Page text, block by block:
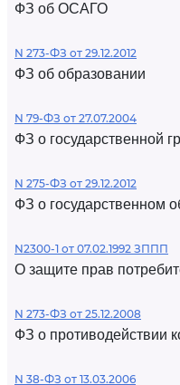
ФЗ об ОСАГО
N 273-ФЗ от 29.12.2012
ФЗ об образовании
N 79-ФЗ от 27.07.2004
ФЗ о государственной
N 275-ФЗ от 29.12.2012
ФЗ о государственном
N2300-1 от 07.02.1992 ЗППП
О защите прав
N 273-ФЗ от 25.12.2008
ФЗ о противодействии
N 38-ФЗ от 13.03.2006